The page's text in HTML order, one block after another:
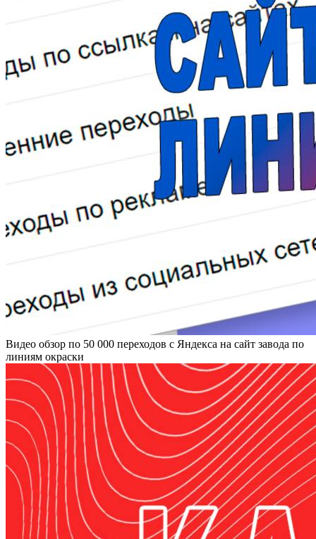
Видео обзор по 50 000 переходов с Яндекса на сайт завода по
линиям окраски